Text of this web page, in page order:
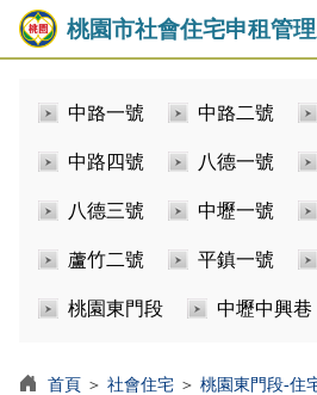
桃園市社會住宅申租管
中路一號 中路二號
中路四號 八德一號
八德三號 中壢一號
蘆竹二號 平鎮一號
桃園東門段 中壢中興巷
首頁 ＞ 社會住宅 ＞ 桃園東門段-住